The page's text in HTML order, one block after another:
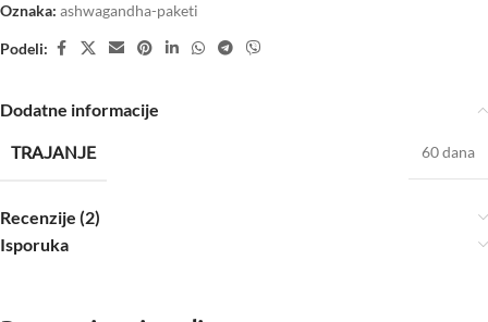
Oznaka: ashwagandha-paketi
Podeli:
Dodatne informacije
TRAJANJE 60 dana
Recenzije (2)
Isporuka